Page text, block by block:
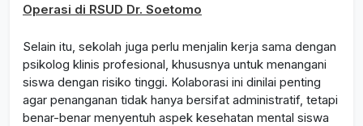
Operasi di RSUD Dr. Soetomo
Selain itu, sekolah juga perlu menjalin kerja sama dengan
psikolog klinis profesional, khususnya untuk menangani
siswa dengan risiko tinggi. Kolaborasi ini dinilai penting
agar penanganan tidak hanya bersifat administratif, tetapi
benar-benar menyentuh aspek kesehatan mental siswa